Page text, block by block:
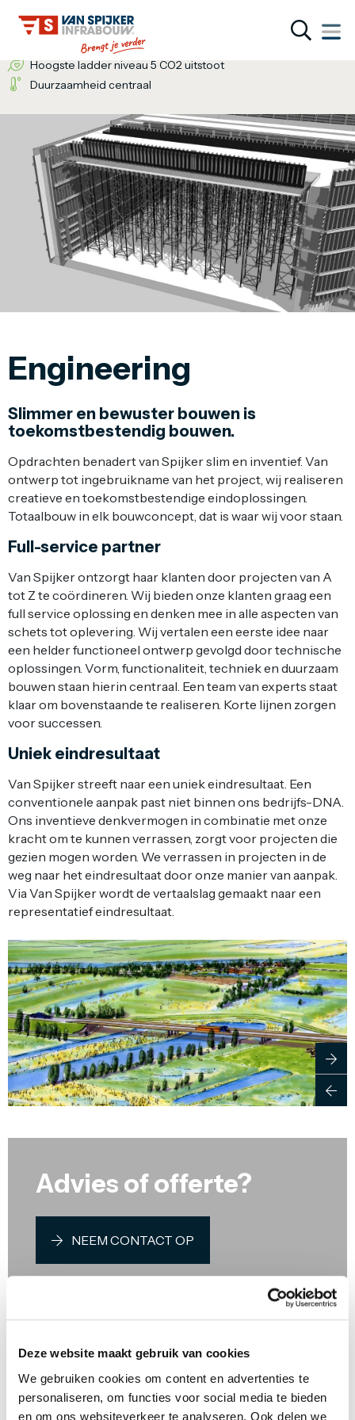
Deze website maakt gebruik van cookies
We gebruiken cookies om content en advertenties te
personaliseren, om functies voor social media te bieden
en om ons websiteverkeer te analyseren. Ook delen we
Wij bieden de totaaloplossing
Een inventieve denkwijze
Hoogste ladder niveau 5 CO2 uitstoot
Duurzaamheid centraal
Expertises
Engineering
Slimmer en bewuster bouwen is
toekomstbestendig bouwen.
Opdrachten benadert van Spijker slim en inventief. Van
ontwerp tot ingebruikname van het project, wij realiseren
creatieve en toekomstbestendige eindoplossingen.
Totaalbouw in elk bouwconcept, dat is waar wij voor staan.
Full-service partner
Van Spijker ontzorgt haar klanten door projecten van A
tot Z te coördineren. Wij bieden onze klanten graag een
full service oplossing en denken mee in alle aspecten van
schets tot oplevering. Wij vertalen een eerste idee naar
een helder functioneel ontwerp gevolgd door technische
oplossingen. Vorm, functionaliteit, techniek en duurzaam
bouwen staan hierin centraal. Een team van experts staat
klaar om bovenstaande te realiseren. Korte lijnen zorgen
voor successen.
Uniek eindresultaat
Van Spijker streeft naar een uniek eindresultaat. Een
conventionele aanpak past niet binnen ons bedrijfs-DNA.
Ons inventieve denkvermogen in combinatie met onze
kracht om te kunnen verrassen, zorgt voor projecten die
gezien mogen worden. We verrassen in projecten in de
weg naar het eindresultaat door onze manier van aanpak.
Via Van Spijker wordt de vertaalslag gemaakt naar een
representatief eindresultaat.
Advies of offerte?
NEEM CONTACT OP